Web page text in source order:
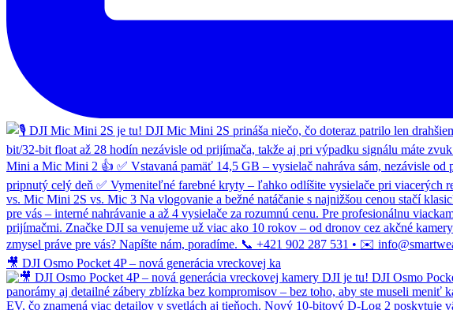
🎥 DJI Osmo Pocket 4P – nová generácia vreckovej ka